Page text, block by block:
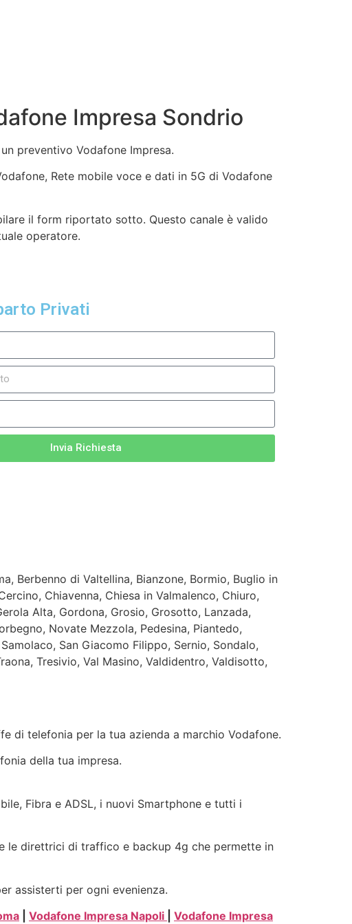
Impresa Sondrio
preventivo Vodafone Impresa.
Rete mobile voce e dati in 5G di Vodafone
il form riportato sotto. Questo canale è valido
operatore.
Privati
Invia Richiesta
Berbenno di Valtellina, Bianzone, Bormio, Buglio in
Chiavenna, Chiesa in Valmalenco, Chiuro,
Alta, Gordona, Grosio, Grosotto, Lanzada,
Novate Mezzola, Pedesina, Piantedo,
San Giacomo Filippo, Sernio, Sondalo,
Tresivio, Val Masino, Valdidentro, Valdisotto,
di telefonia per la tua azienda a marchio Vodafone.
della tua impresa.
Fibra e ADSL, i nuovi Smartphone e tutti i
le direttrici di traffico e backup 4g che permette in
assisterti per ogni evenienza.
Vodafone Impresa Napoli Vodafone Impresa